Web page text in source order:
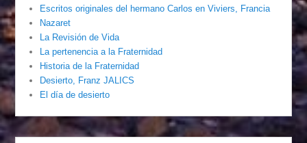
Escritos originales del hermano Carlos en Viviers, Francia
Nazaret
La Revisión de Vida
La pertenencia a la Fraternidad
Historia de la Fraternidad
Desierto, Franz JALICS
El día de desierto